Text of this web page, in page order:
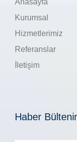
Anasayfa
Kurumsal
Hizmetlerimiz
Referanslar
İletişim
Haber